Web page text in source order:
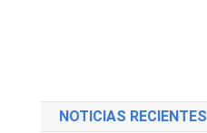
NOTICIAS RECIENTES